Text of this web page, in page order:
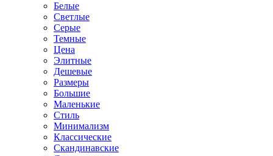
Белые
Светлые
Серые
Темные
Цена
Элитные
Дешевые
Размеры
Большие
Маленькие
Стиль
Минимализм
Классические
Скандинавские